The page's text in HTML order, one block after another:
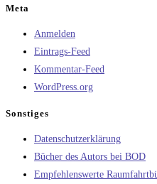
Meta
Anmelden
Eintrags-Feed
Kommentar-Feed
WordPress.org
Sonstiges
Datenschutzerklärung
Bücher des Autors bei BOD
Empfehlenswerte